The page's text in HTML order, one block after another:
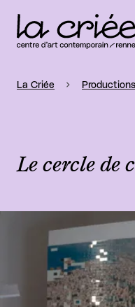
La Criée Productions
Le cercle de